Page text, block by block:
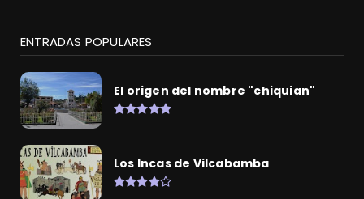
ENTRADAS POPULARES
El origen del nombre "chiquian"
Los Incas de Vilcabamba